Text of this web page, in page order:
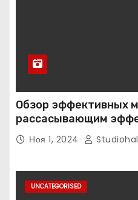
Обзор эффективных
рассасывающим
Ноя 1, 2024
UNCATEGORISED